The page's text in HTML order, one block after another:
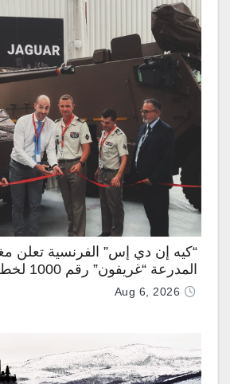
“كيه إن دي إس” الفرنسية تعلن
المدرعة “غريفون” رقم 1000 لخط الإنتاج
Aug 6, 2026